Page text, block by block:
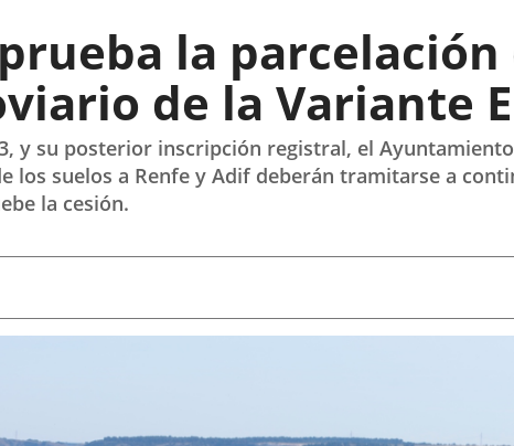
ventana
nueva.
la
de la Variante
y su posterior inscripción registral, el
los suelos a Renfe y Adif deberán tramitarse a
la cesión.